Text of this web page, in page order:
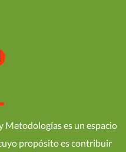
Metodologías es un espacio
propósito es contribuir